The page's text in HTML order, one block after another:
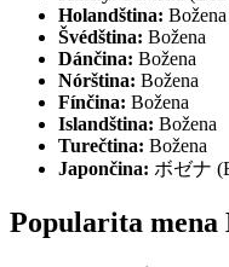
Holandština: Božena
Švédština: Božena
Dánčina: Božena
Nórština: Božena
Fínčina: Božena
Islandština: Božena
Turečtina: Božena
Japončina: ボゼナ
Popularita mena